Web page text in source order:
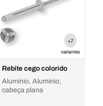
+7
variantes
Rebite cego colorido
Alumínio, Alumínio,
cabeça plana